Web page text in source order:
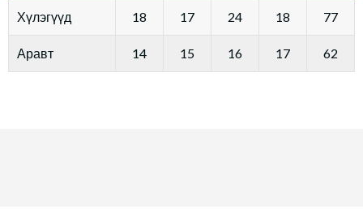
Хүлэгүүд 18 17 24 18 77
Аравт 14 15 16 17 62